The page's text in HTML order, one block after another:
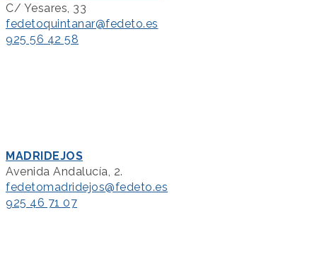
C/ Yesares, 33
fedetoquintanar@fedeto.es
925 56 42 58
MADRIDEJOS
Avenida Andalucía, 2.
fedetomadridejos@fedeto.es
925 46 71 07